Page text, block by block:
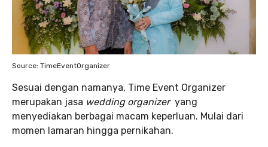
Source: TimeEventOrganizer
Sesuai dengan namanya, Time Event Organizer
merupakan jasa wedding organizer yang
menyediakan berbagai macam keperluan. Mulai dari
momen lamaran hingga pernikahan.